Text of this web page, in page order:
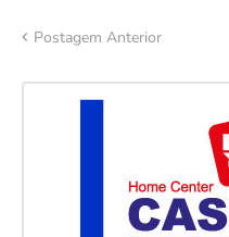
Postagem Anterior